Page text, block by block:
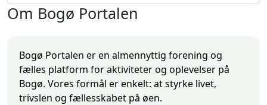
Om Bogø Portalen
Bogø Portalen er en almennyttig forening og
fælles platform for aktiviteter og oplevelser på
Bogø. Vores formål er enkelt: at styrke livet,
trivslen og fællesskabet på øen.